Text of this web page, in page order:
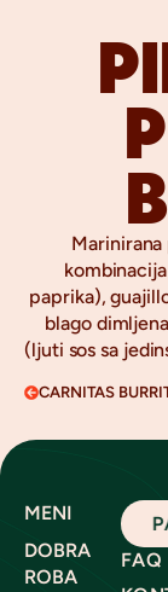
paprika),
blago
(ljuti sos sa
CARNITAS
MENI
DOBRA
ROBA
FAQ